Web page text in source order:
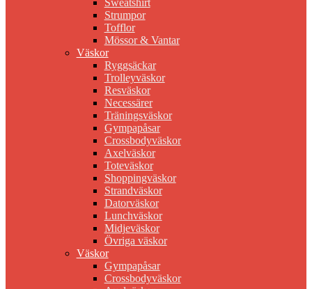
Sweatshirt
Strumpor
Tofflor
Mössor & Vantar
Väskor
Ryggsäckar
Trolleyväskor
Resväskor
Necessärer
Träningsväskor
Gympapåsar
Crossbodyväskor
Axelväskor
Toteväskor
Shoppingväskor
Strandväskor
Datorväskor
Lunchväskor
Midjeväskor
Övriga väskor
Väskor
Gympapåsar
Crossbodyväskor